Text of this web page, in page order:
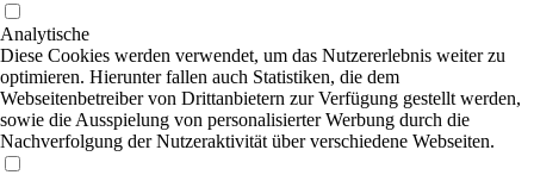
Analytische
Diese Cookies werden verwendet, um das Nutzererlebnis weiter zu
optimieren. Hierunter fallen auch Statistiken, die dem
Webseitenbetreiber von Drittanbietern zur Verfügung gestellt werden,
sowie die Ausspielung von personalisierter Werbung durch die
Nachverfolgung der Nutzeraktivität über verschiedene Webseiten.